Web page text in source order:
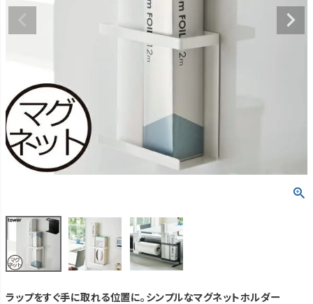
ラップをすぐ手に取れる位置に。シンプルなマグネットホルダー